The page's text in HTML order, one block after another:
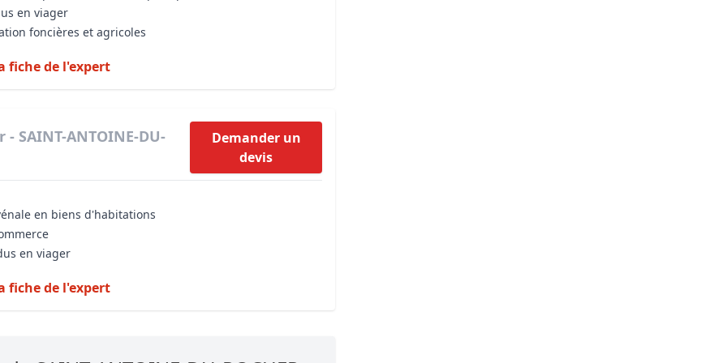
en viager
foncières et agricoles
fiche de l'expert
SAINT-ANTOINE-DU-
Demander un
devis
en biens d'habitations
en viager
fiche de l'expert